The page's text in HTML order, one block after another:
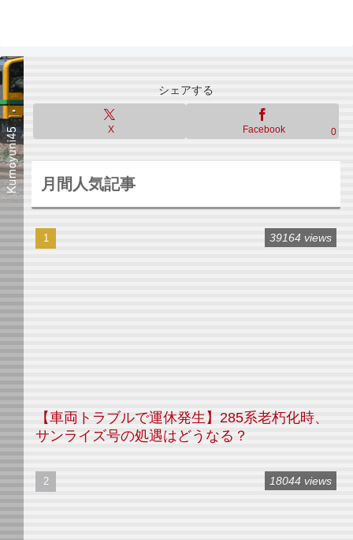
シェアする
X Facebook 0
月間人気記事
【車両トラブルで運休発生】285系老朽化時、
サンライズ号の処遇はどうなる？
39164 views
18044 views